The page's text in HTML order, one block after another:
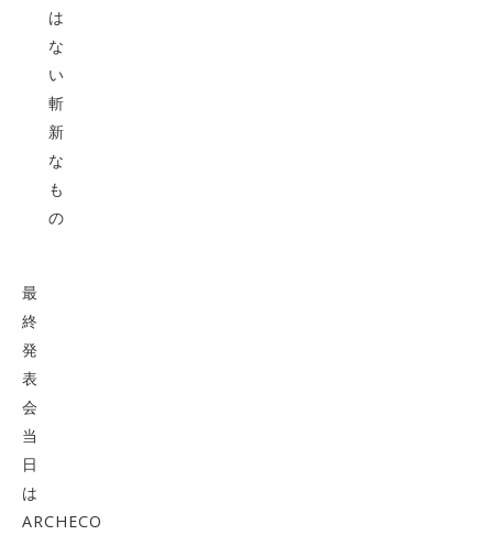
は
な
い
斬
新
な
も
の
最
終
発
表
会
当
日
は
ARCHECO